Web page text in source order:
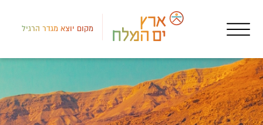
מקום יוצא מגדר הרגיל